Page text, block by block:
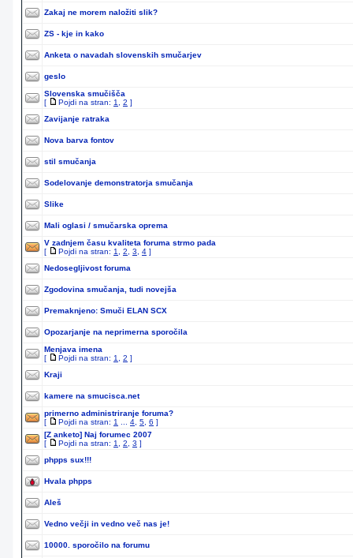
Zakaj ne morem naložiti slik?
ZS - kje in kako
Anketa o navadah slovenskih smučarjev
geslo
Slovenska smučišča
[
Pojdi na stran: 1 2 ]
Zavijanje ratraka
Nova barva fontov
stil smučanja
Sodelovanje demonstratorja smučanja
Slike
Mali oglasi / smučarska oprema
V zadnjem času kvaliteta foruma strmo pada
[
Pojdi na stran: 1 2 3 4 ]
Nedosegljivost foruma
Zgodovina smučanja, tudi novejša
Premaknjeno: Smuči ELAN SCX
Opozarjanje na neprimerna sporočila
Menjava imena
[
Pojdi na stran: 1 2 ]
Kraji
kamere na smucisca.net
primerno administriranje foruma?
[
Pojdi na stran: 1 4 5 6 ]
[Z anketo] Naj forumec 2007
[
Pojdi na stran: 1 2 3 ]
phpps sux!!!
Hvala phpps
Aleš
Vedno večji in vedno več nas je!
10000. sporočilo na forumu